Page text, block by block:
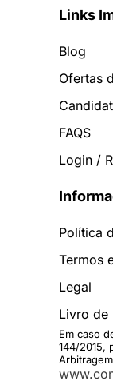
Links
Blog
Ofertas
FAQS
Login /
Política
Termos
Legal
Livro de
Em caso
144/2015,